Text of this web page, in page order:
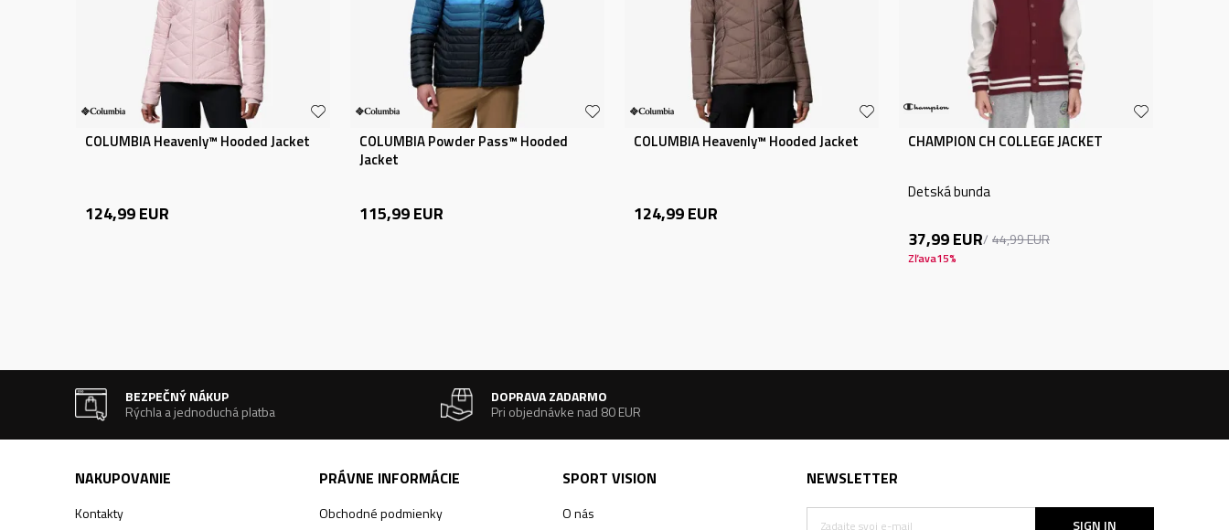
COLUMBIA Heavenly™ Hooded Jacket
124,99EUR
COLUMBIA Powder Pass™ Hooded
Jacket
115,99EUR
COLUMBIA Heavenly™ Hooded Jacket
124,99EUR
CHAMPION CH COLLEGE JACKET
Detská bunda
37,99EUR 44,99EUR
Zľava15%
BEZPEČNÝ NÁKUP
Rýchla a jednoduchá platba
DOPRAVA ZADARMO
Pri objednávke nad 80 EUR
NAKUPOVANIE
Kontakty
PRÁVNE INFORMÁCIE
Obchodné podmienky
SPORT VISION
O nás
NEWSLETTER
SIGN IN